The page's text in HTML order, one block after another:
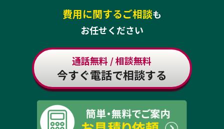
費用に関するご相談も
お任せください
通話無料 / 相談無料
今すぐ電話で相談する